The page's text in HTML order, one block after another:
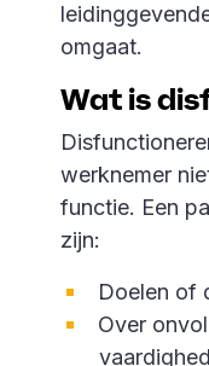
omgaat.
Wat is
werknemer
functie. Een
zijn:
Doelen of
Over